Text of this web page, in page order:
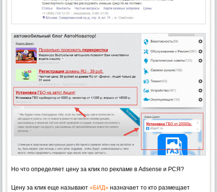
Но что определяет цену за клик по рекламе в Adsense и РСЯ?
Цену за клик еще называют «БИД» назначает то кто размещает